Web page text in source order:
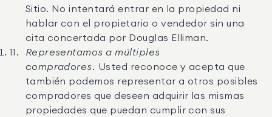
Sitio. No intentará entrar en la propiedad ni
hablar con el propietario o vendedor sin una
cita concertada por Douglas Elliman.
Representamos a múltiples
compradores. Usted reconoce y acepta que
también podemos representar a otros posibles
compradores que deseen adquirir las mismas
propiedades que puedan cumplir con sus